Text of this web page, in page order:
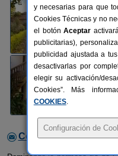
Contactar con el
y necesarias para que
Cookies Técnicas y no
el botónAceptar
publicitarias),
publicidad ajustada a
desactivarlas por
elegir su activación/
Cookies”. Más
COOKIES.